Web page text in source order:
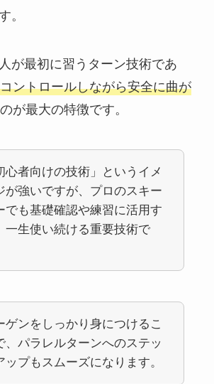
。
が最初に習うターン技術であ
ントロールしながら安全に曲が
のが最大の特徴です。
心者向けの技術」というイメ
が強いですが、プロのスキー
でも基礎確認や練習に活用す
一生使い続ける重要技術で
ゲンをしっかり身につけるこ
、パラレルターンへのステッ
ップもスムーズになります。